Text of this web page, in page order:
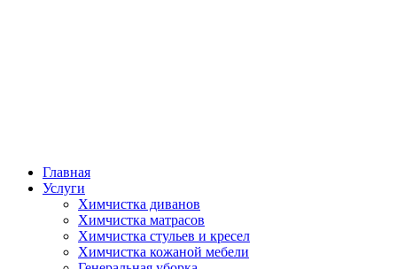
Главная
Услуги
Химчистка диванов
Химчистка матрасов
Химчистка стульев и кресел
Химчистка кожаной мебели